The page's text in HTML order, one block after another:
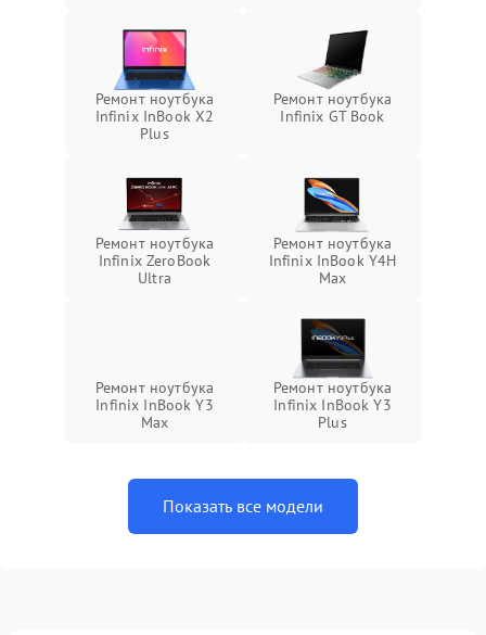
Ремонт ноутбука
Infinix InBook X2
Plus
Ремонт ноутбука
Infinix GT Book
Ремонт ноутбука
Infinix ZeroBook
Ultra
Ремонт ноутбука
Infinix InBook Y4H
Max
Ремонт ноутбука
Infinix InBook Y3
Max
Ремонт ноутбука
Infinix InBook Y3
Plus
Показать все модели